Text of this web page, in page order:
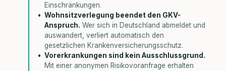
Einschränkungen.
Wohnsitzverlegung beendet den GKV-
Anspruch. Wer sich in Deutschland abmeldet und
auswandert, verliert automatisch den
gesetzlichen Krankenversicherungsschutz.
Vorerkrankungen sind kein Ausschlussgrund.
Mit einer anonymen Risikovoranfrage erhalten